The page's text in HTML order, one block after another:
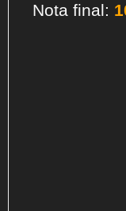
Nota final: